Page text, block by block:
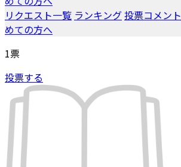
リクエスト一覧 ランキング投票コメント
めての方へ
1票
投票する